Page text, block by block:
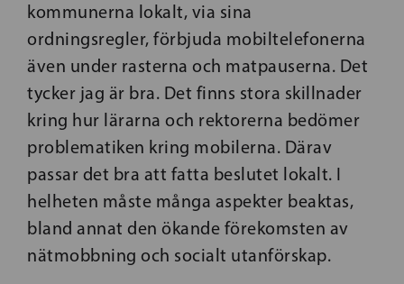
kommunerna lokalt, via sina
ordningsregler, förbjuda mobiltelefonerna
även under rasterna och matpauserna. Det
tycker jag är bra. Det finns stora skillnader
kring hur lärarna och rektorerna bedömer
problematiken kring mobilerna. Därav
passar det bra att fatta beslutet lokalt. I
helheten måste många aspekter beaktas,
bland annat den ökande förekomsten av
nätmobbning och socialt utanförskap.